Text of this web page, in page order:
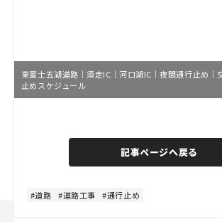
東富士五湖道路｜須走IC｜河口湖IC｜夜間通行止め｜
止めスケジュール
n
e
d
記事ページへ戻る
道路 道路工事 通行止め